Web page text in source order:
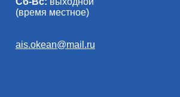
(время местное)
ais.okean@mail.ru